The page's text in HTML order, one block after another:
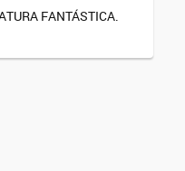
FANTÁSTICA.